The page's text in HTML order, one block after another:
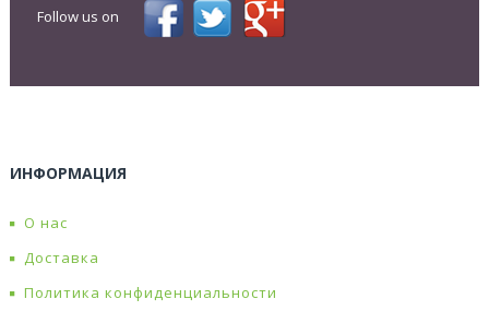
Follow us on
ИНФОРМАЦИЯ
О нас
Доставка
Политика конфиденциальности